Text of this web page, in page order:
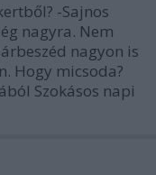
-Sajnos
nagyra. Nem
nagyon is
Hogy micsoda?
Szokásos napi